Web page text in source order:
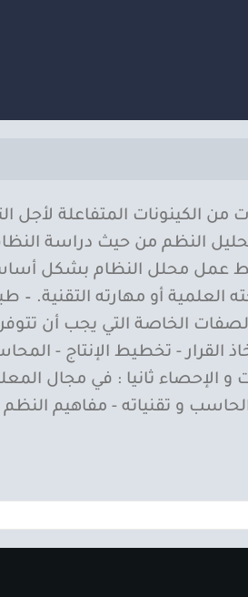
المتفاعلة لأجل
النظم من حيث دراسة
عمل محلل النظام بشكل
أو مهارته التقنية. –
القرار - تخطيط الإنتاج -
و الإحصاء ثانيا : في مجال
و تقنياته - مفاهيم